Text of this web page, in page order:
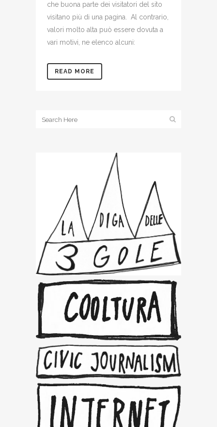
che buona parte dei visitatori del sito
visitano più di una pagina. Al contrario,
valori molto alta può essere dovuta a
vari motivi, ne elenco alcuni:
READ MORE